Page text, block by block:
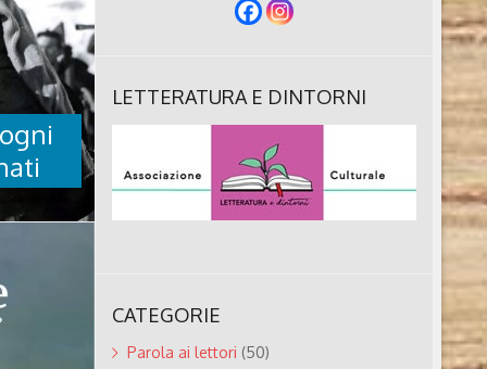
del
premiati
manga
LETTERATURA E DINTORNI
CATEGORIE
Parola ai lettori (50)